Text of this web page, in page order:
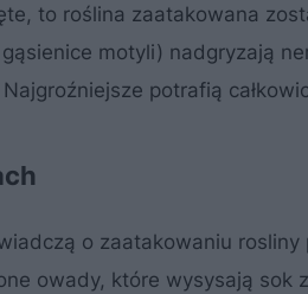
to roślina zaatakowana
motyli) nadgryzają
potrafią
o zaatakowaniu
owady, które wysysają sok